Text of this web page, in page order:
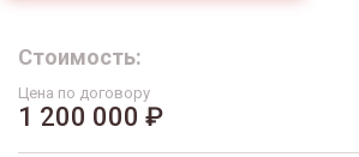
Стоимость:
Цена по договору
1 200 000 ₽